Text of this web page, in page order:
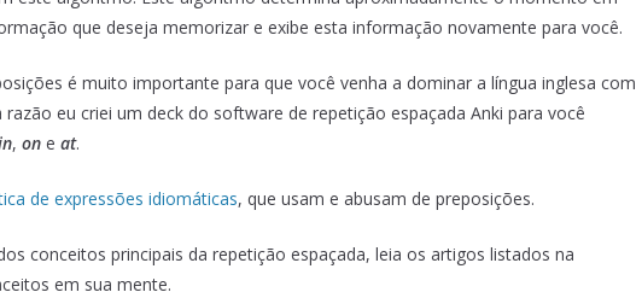
que deseja memorizar e exibe esta informação novamente para você.
é muito importante para que você venha a dominar a língua inglesa com
eu criei um deck do software de repetição espaçada Anki para você
, on e at.
de expressões idiomáticas, que usam e abusam de preposições.
conceitos principais da repetição espaçada, leia os artigos listados na
em sua mente.